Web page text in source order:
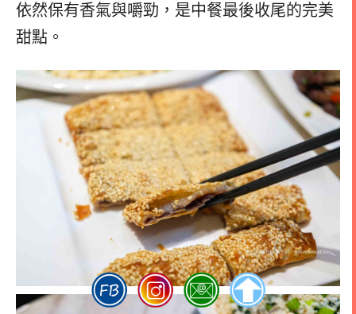
依然保有香氣與嚼勁，是中餐最後收尾的完美
甜點。